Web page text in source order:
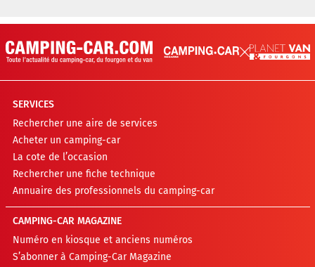
SERVICES
Rechercher une aire de services
Acheter un camping-car
La cote de l’occasion
Rechercher une fiche technique
Annuaire des professionnels du camping-car
CAMPING-CAR MAGAZINE
Numéro en kiosque et anciens numéros
S’abonner à Camping-Car Magazine